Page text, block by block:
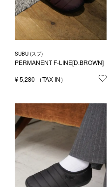
SUBU (スブ)
PERMANENT F-LINE[D.BROWN]
¥5,280